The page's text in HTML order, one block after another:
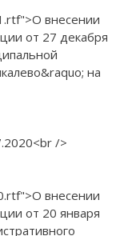
внесении
от 27 декабря
на
/>
внесении
от 20 января